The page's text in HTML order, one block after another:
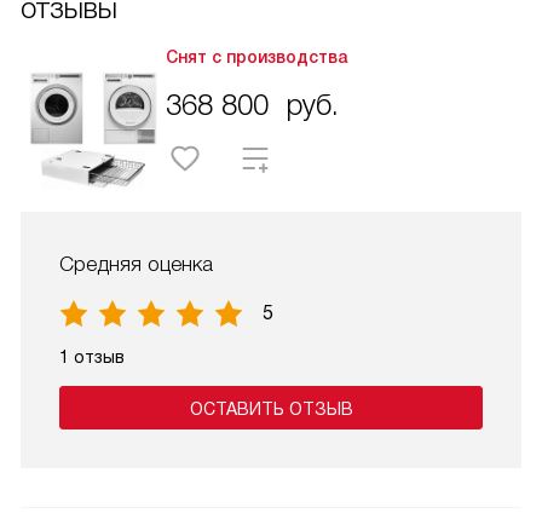
отзывы
Снят с производства
368 800 руб.
Средняя оценка
5
1 отзыв
ОСТАВИТЬ ОТЗЫВ